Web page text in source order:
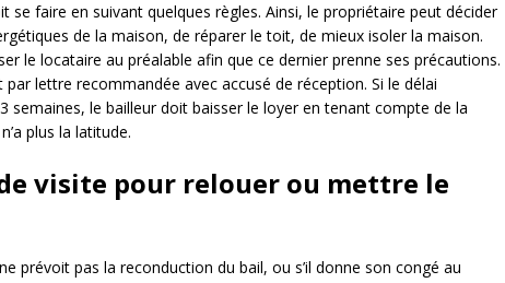
se faire en suivant quelques règles. Ainsi, le propriétaire peut décider
de la maison, de réparer le toit, de mieux isoler la maison.
le locataire au préalable afin que ce dernier prenne ses précautions.
lettre recommandée avec accusé de réception. Si le délai
semaines, le bailleur doit baisser le loyer en tenant compte de la
plus la latitude.
visite pour relouer ou mettre le
prévoit pas la reconduction du bail, ou s’il donne son congé au